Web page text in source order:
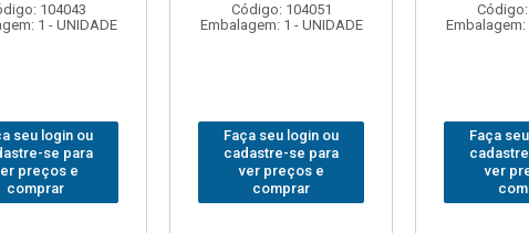
104051
1 - UNIDADE
seu login ou
se para
preços e
comprar
Código: 104060
Embalagem: 1 - UNIDADE
Faça seu login ou
cadastre-se para
ver preços e
comprar
Embalagem:
Faça
ver